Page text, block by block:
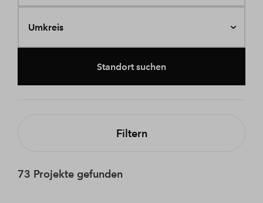
Umkreis
Standort suchen
Filtern
73 Projekte gefunden